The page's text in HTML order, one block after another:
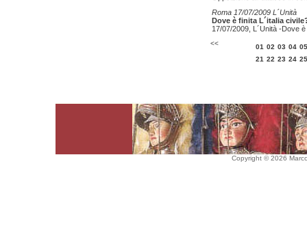
Roma 17/07/2009 L´Unità
Dove è finita L´italia
17/07/2009, L´Unità -Dove
<< 01 02 03 04 05
21 22 23 24 25
Copyright © 2026